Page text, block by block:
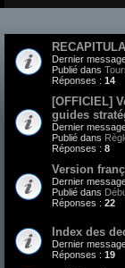
Dernier
Publié dans
Réponses : 14
[OFFICIEL]
guides
Dernier
Publié dans
Réponses : 8
Version
Dernier
Publié dans
Réponses : 22
Index des
Dernier
Réponses : 19